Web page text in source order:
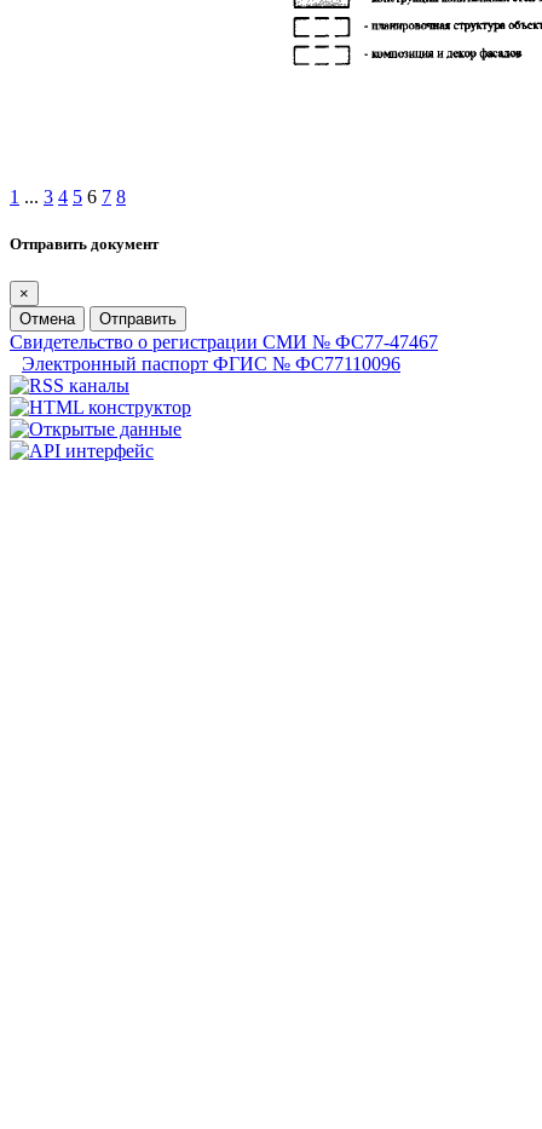
1 ... 3 4 5 6 7 8
Отправить документ
×
Отмена
Отправить
Свидетельство о регистрации СМИ № ФС77-47467
Электронный паспорт ФГИС № ФС77110096